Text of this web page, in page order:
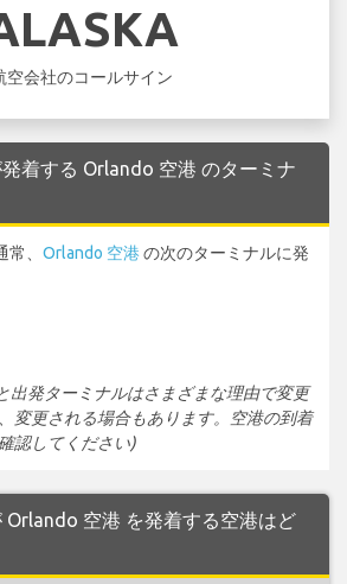
空会社のコールサイン
着する Orlando 空港 のターミナ
、 Orlando 空港の次のターミナルに発
出発ターミナルはさまざまな理由で変更
変更される場合もあります。空港の到着
認してください)
Orlando 空港 を発着する空港はど